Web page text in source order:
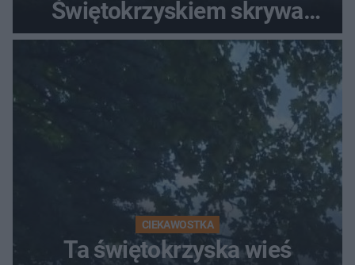
Świętokrzyskiem skrywa
zabytki, bywał tu nawet król
CIEKAWOSTKA
Ta świętokrzyska wieś